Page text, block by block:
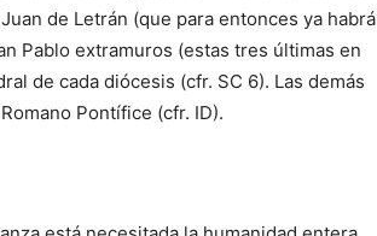
de Letrán (que para entonces ya habrá
Pablo extramuros (estas tres últimas en
de cada diócesis (cfr. SC 6). Las demás
Pontífice (cfr. ID).